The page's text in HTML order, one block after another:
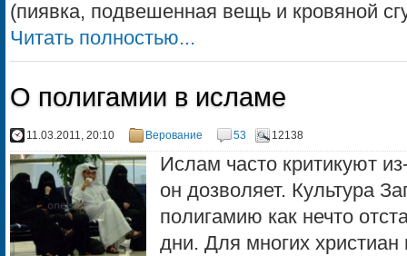
(пиявка, подвешенная вещь и кровяной
Читать полностью...
О полигамии в исламе
11.03.2011, 20:10 Верование 53 12138
Ислам часто критикуют
он дозволяет. Культура
полигамию как нечто
дни. Для многих христиан